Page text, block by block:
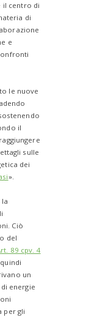
il centro di
di
e
le nuove
il
sulle
dei
».
Ciò
del
89 cpv. 4
un
energie
per gli